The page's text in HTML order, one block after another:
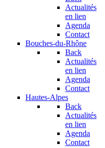
Actualités
en lien
Agenda
Contact
Bouches-du-Rhône
Back
Actualités
en lien
Agenda
Contact
Hautes-Alpes
Back
Actualités
en lien
Agenda
Contact